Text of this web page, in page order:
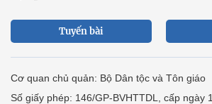
Tuyến bài
Cơ quan chủ quản: Bộ Dân tộc và Tôn giáo
Số giấy phép: 146/GP-BVHTTDL, cấp ngày